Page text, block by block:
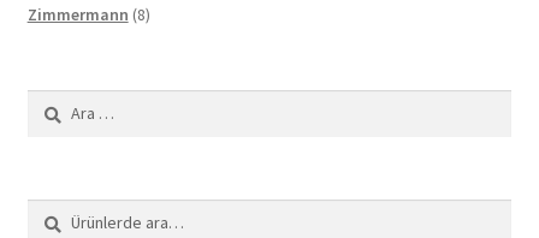
Zimmermann 88
Arama:
Ara:
Ara